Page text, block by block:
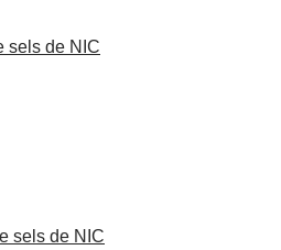
sels de NIC
sels de NIC